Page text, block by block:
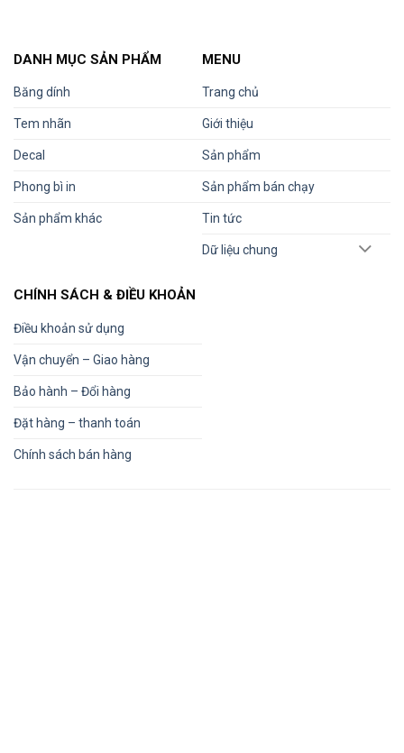
DANH MỤC SẢN PHẨM
Băng dính
Tem nhãn
Decal
Phong bì in
Sản phẩm khác
MENU
Trang chủ
Giới thiệu
Sản phẩm
Sản phẩm bán chạy
Tin tức
Dữ liệu chung
CHÍNH SÁCH & ĐIỀU KHOẢN
Điều khoản sử dụng
Vận chuyển – Giao hàng
Bảo hành – Đổi hàng
Đặt hàng – thanh toán
Chính sách bán hàng